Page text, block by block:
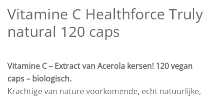
Vitamine C Healthforce Truly
natural 120 caps
Vitamine C – Extract van Acerola kersen! 120 vegan
caps – biologisch.
Krachtige van nature voorkomende, echt natuurlijke,